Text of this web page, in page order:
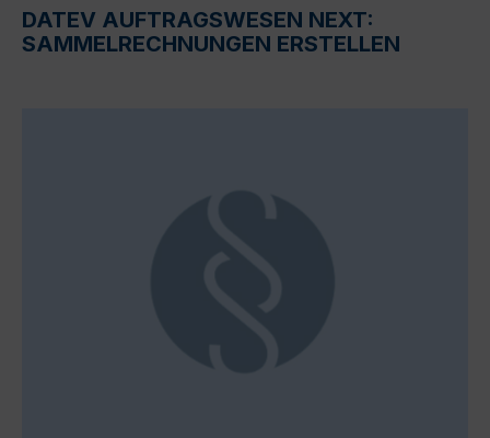
DATEV AUFTRAGSWESEN NEXT:
SAMMELRECHNUNGEN ERSTELLEN